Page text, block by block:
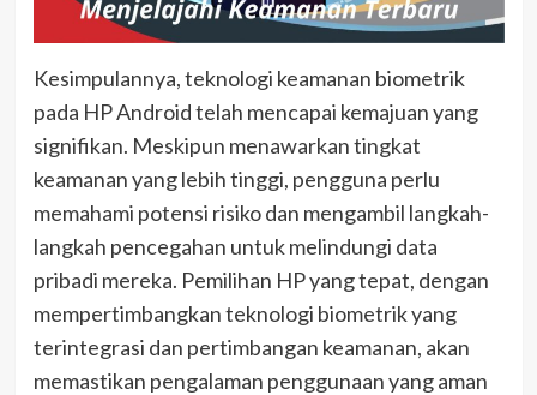
Kesimpulannya, teknologi keamanan biometrik
pada HP Android telah mencapai kemajuan yang
signifikan. Meskipun menawarkan tingkat
keamanan yang lebih tinggi, pengguna perlu
memahami potensi risiko dan mengambil langkah-
langkah pencegahan untuk melindungi data
pribadi mereka. Pemilihan HP yang tepat, dengan
mempertimbangkan teknologi biometrik yang
terintegrasi dan pertimbangan keamanan, akan
memastikan pengalaman penggunaan yang aman